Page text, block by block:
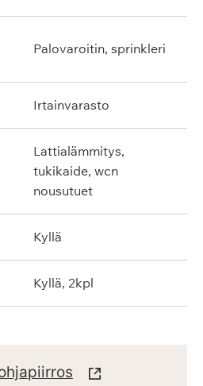
palovaroitin, sprinkleri
irtainvarasto
lattialämmitys,
tukikaide, wcn
nousutuet
kyllä
kyllä, 2kpl